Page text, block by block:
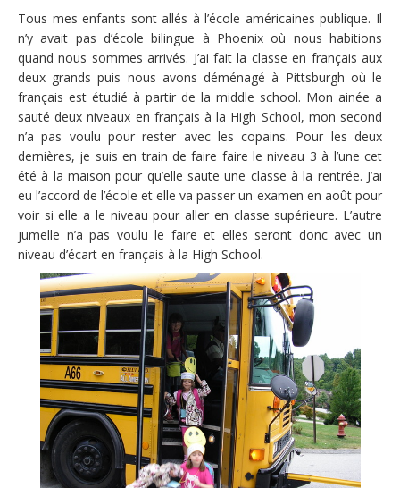
Tous mes enfants sont allés à l’école américaines publique. Il
n’y avait pas d’école bilingue à Phoenix où nous habitions
quand nous sommes arrivés. J’ai fait la classe en français aux
deux grands puis nous avons déménagé à Pittsburgh où le
français est étudié à partir de la middle school. Mon ainée a
sauté deux niveaux en français à la High School, mon second
n’a pas voulu pour rester avec les copains. Pour les deux
dernières, je suis en train de faire faire le niveau 3 à l’une cet
été à la maison pour qu’elle saute une classe à la rentrée. J’ai
eu l’accord de l’école et elle va passer un examen en août pour
voir si elle a le niveau pour aller en classe supérieure. L’autre
jumelle n’a pas voulu le faire et elles seront donc avec un
niveau d’écart en français à la High School.